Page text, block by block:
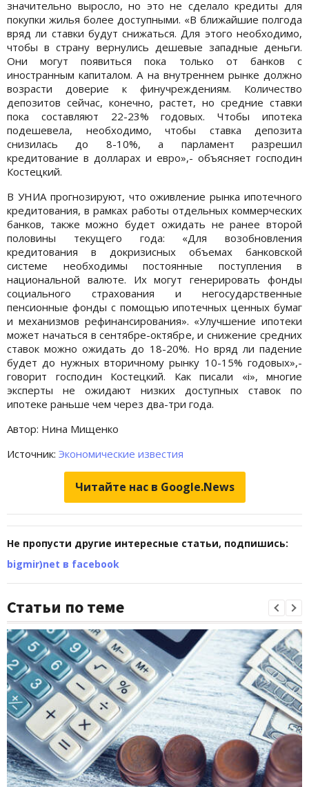
значительно выросло, но это не сделало кредиты для
покупки жилья более доступными. «В ближайшие полгода
вряд ли ставки будут снижаться. Для этого необходимо,
чтобы в страну вернулись дешевые западные деньги.
Они могут появиться пока только от банков с
иностранным капиталом. А на внутреннем рынке должно
возрасти доверие к финучреждениям. Количество
депозитов сейчас, конечно, растет, но средние ставки
пока составляют 22-23% годовых. Чтобы ипотека
подешевела, необходимо, чтобы ставка депозита
снизилась до 8-10%, а парламент разрешил
кредитование в долларах и евро»,- объясняет господин
Костецкий.
В УНИА прогнозируют, что оживление рынка ипотечного
кредитования, в рамках работы отдельных коммерческих
банков, также можно будет ожидать не ранее второй
половины текущего года: «Для возобновления
кредитования в докризисных объемах банковской
системе необходимы постоянные поступления в
национальной валюте. Их могут генерировать фонды
социального страхования и негосударственные
пенсионные фонды с помощью ипотечных ценных бумаг
и механизмов рефинансирования». «Улучшение ипотеки
может начаться в сентябре-октябре, и снижение средних
ставок можно ожидать до 18-20%. Но вряд ли падение
будет до нужных вторичному рынку 10-15% годовых»,-
говорит господин Костецкий. Как писали «i», многие
эксперты не ожидают низких доступных ставок по
ипотеке раньше чем через два-три года.
Автор: Нина Мищенко
Источник: Экономические известия
Читайте нас в Google.News
Не пропусти другие интересные статьи, подпишись:
bigmir)net в facebook
Статьи по теме